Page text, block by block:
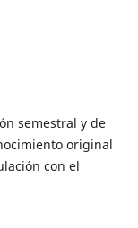
semestral y de
original
con el